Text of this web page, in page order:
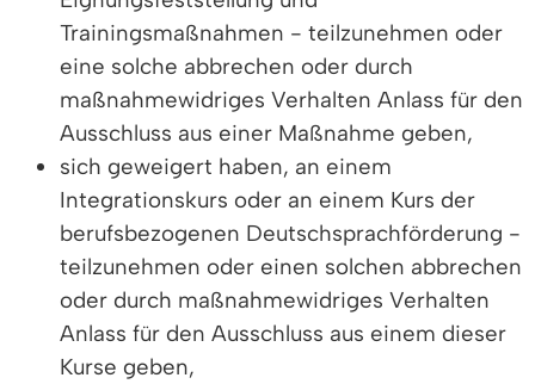
Trainingsmaßnahmen - teilzunehmen oder
eine solche abbrechen oder durch
maßnahmewidriges Verhalten Anlass für den
Ausschluss aus einer Maßnahme geben,
sich geweigert haben, an einem
Integrationskurs oder an einem Kurs der
berufsbezogenen Deutschsprachförderung -
teilzunehmen oder einen solchen abbrechen
oder durch maßnahmewidriges Verhalten
Anlass für den Ausschluss aus einem dieser
Kurse geben,